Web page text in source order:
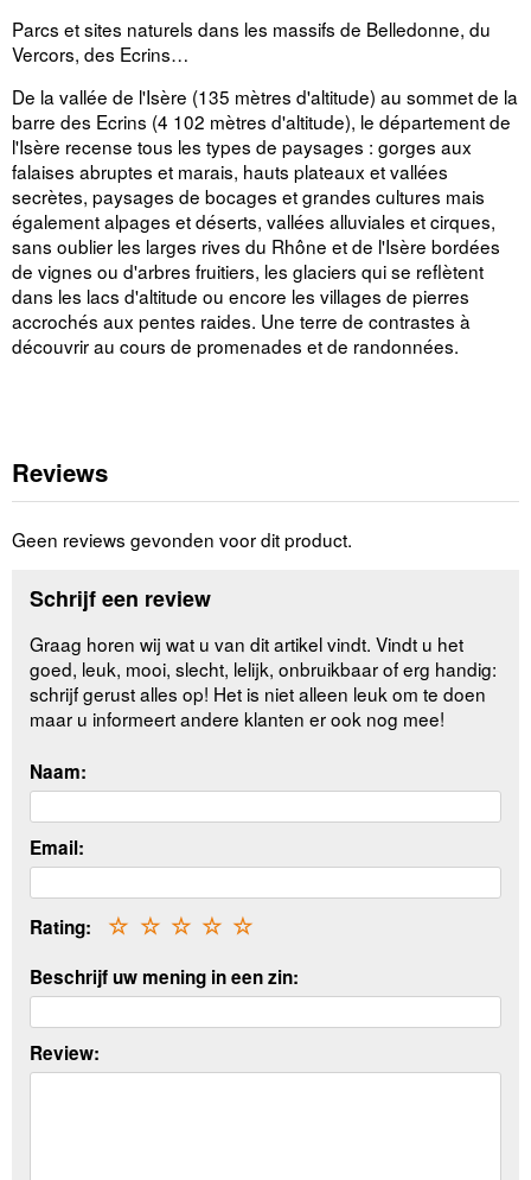
Parcs et sites naturels dans les massifs de Belledonne, du
Vercors, des Ecrins…
De la vallée de l'Isère (135 mètres d'altitude) au sommet de la
barre des Ecrins (4 102 mètres d'altitude), le département de
l'Isère recense tous les types de paysages : gorges aux
falaises abruptes et marais, hauts plateaux et vallées
secrètes, paysages de bocages et grandes cultures mais
également alpages et déserts, vallées alluviales et cirques,
sans oublier les larges rives du Rhône et de l'Isère bordées
de vignes ou d'arbres fruitiers, les glaciers qui se reflètent
dans les lacs d'altitude ou encore les villages de pierres
accrochés aux pentes raides. Une terre de contrastes à
découvrir au cours de promenades et de randonnées.
Reviews
Geen reviews gevonden voor dit product.
Schrijf een review
Graag horen wij wat u van dit artikel vindt. Vindt u het
goed, leuk, mooi, slecht, lelijk, onbruikbaar of erg handig:
schrijf gerust alles op! Het is niet alleen leuk om te doen
maar u informeert andere klanten er ook nog mee!
Naam:
Email:
Rating: ☆
☆
☆
☆
☆
Beschrijf uw mening in een zin:
Review: